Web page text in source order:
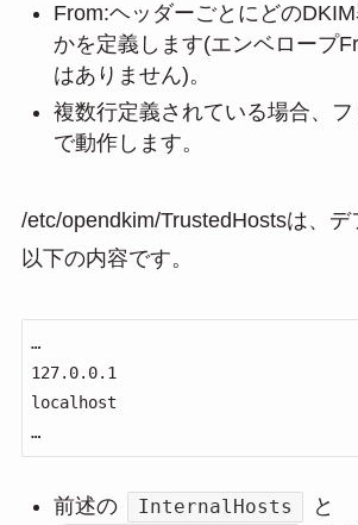
From:ヘッダーごとにどの
かを定義します(エンベロープ
はありません)。
複数行定義されている場合、
で動作します。
/etc/opendkim/TrustedHostsは、デ
以下の内容です。
…
127.0.0.1
localhost
…
前述の InternalHosts と